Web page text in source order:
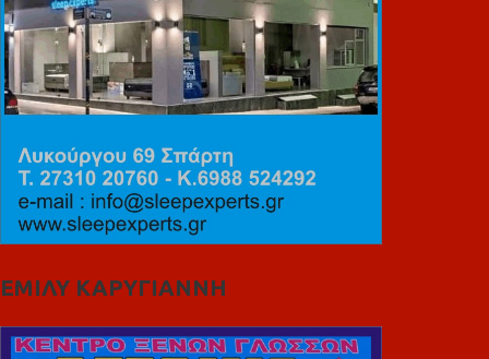
ΕΜΙΛΥ ΚΑΡΥΓΙΑΝΝΗ